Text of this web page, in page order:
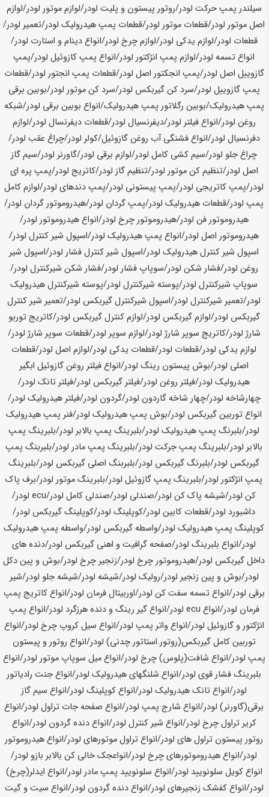
سیلندر پمپ حرکت لودر/روتور پیستون و پلیت لودر/لوازم موتور لودر/لوازم
اصل موتور لودر/قطعات موتور لودر/قطعات پمپ هیدرولیک لودر/تعمیر لودر/
قطعات لودر/لوازم یدکی لودر/لوازم چرخ لودر/انواع دینام و استارت لودر/
انواع تسمه لودر/لوازم پمپ انژکتور لودر/انواع پمپ کازوئیل لودر/پمپ
گازوییل اصل لودر/پمپ انجکتور اصل لودر/قطعات پمپ انجتور لودر/قطعات
پمپ گازوییل لودر/سرد کن گیربکس لودر/سرد کن موتور لودر/بوبین برقی
پمپ هیدرولیک/بوبین رگلاتور پمپ هیدرولیک/انواع بوبین برقی لودر/شبکه
روغن لودر/انواع فیلتر لودر/دیفرنسیال لودر/قطعات دیفرنسال لودر/لوازم
دفرنسیال لودر/انواع فشنگی آب روغن گازوئیل/کولر لودر/چراغ عقب لودر/
چراغ جلو لودر/سیم کشی کامل لودر/لوازم برقی لودر/گاورنر لودر/سیم گاز
اصل لودر/تنظیم کن موتور لودر/تنظیم گاز لودر/کاتریج لودر/پمپ پره ای
لودر/پمپ کاتریجی لودر/پمپ پیستونی لودر/پمپ دندهای لودر/لوازم کامل
پمپ لودر/قطعات هیدرولیک لودر/پمپ گردان لودر/هیدروموتور گردان لودر/
هیدروموتور فن لودر/هیدروموتور چرخ لودر/انواع هیدروموتور لودر/
هیدروموتور اصل لودر/انواع پمپ هیدرولیک لودر/اسپول شیر کنترل لودر/
اسپول شیر کنترل هیدرولیک لودر/اسپول شیر کنترل فشار لودر/اسپول شیر
روغن لودر/فشار شکن لودر/سوپاپ فشار لودر/فشار شکن شیرکنترل لودر/
سوپاپ شیرکنترل لودر/پوسته شیرکنترل لودر/پوسته شیرکنترل هیدرولیک
لودر/تعمیر شیرکنترل لودر/اسپول شیرکنترل گیربکس لودر/تعمیر شیر کنترل
گیربکس لودر/لوازم گیربکس لودر/لوازم کنترل گیربکس لودر/کاتریج توربو
شارژ لودر/کاتریج سوپر شارژ لودر/لوازم سوپر لودر/قطعات سوپر شارژ لودر/
لوازم یدکی لودر/قطعات لودر/قطعات یدکی لودر/لوازم اصل لودر/قطعات
اصلی لودر/بوش پیستون رینگ لودر/انواع فیلتر روغن گازوئیل ابگیر
هیدرولیک لودر/فیلتر روغن لودر/فیلتر گیربکس لودر/فیلتر تانک لودر/
چهارشاخه لودر/چهار شاخه گاردون لودر/گردون لودر/فیلتر هیدرولیک لودر/
انواع توربین گیربکس لودر/بوش پمپ هیدرولیک لودر/فنر پمپ هیدرولیک
لودر/بلبرنگ پمپ هیدرولیک لودر/بلبرینگ پمپ بالابر لودر/بلبرینگ پمپ
بالابر لودر/بلبرینگ پمپ جرکت لودر/بلبرینگ پمپ مادر لودر/بلبربنگ پمپ
گیربکس لودر/بلبرنگ گیربکس لودر/بلبربنگ اصلی گیربکس لودر/بلبرینگ
پمپ انژکتور لودر/بلبرینگ پمپ گازوئیل لودر/بلبرینگ موتور لودر/برف پاک
کن لودر/شیشه پاک کن لودر/صندلی لودر/صندلی کامل لودر/ecu لودر/
داشبورد لودر/قطعات کابین لودر/کوپلینگ لودر/کوپلینگ گیربکس لودر/
کوپلینگ پمپ هیدرولیک لودر/واسطه گیربکس لودر/واسطه پمپ هیدرولیک
لودر/انواع بلبرینگ لودر/صفحه گرافیت و اهنی گیربکس لودر/دنده های
داخل گیربکس لودر/هیدروموتور چرخ لودر/زنجیر چرخ لودر/بوش و پین دکل
لودر/بوش و پین زنجیر لودر/رولیک لودر/شیشه لودر/شیشه جلو لودر/شیر
برقی لودر/انواع تسمه سفت کن لودر/اوربیتال فرمان لودر/انواع کاتریج پمپ
فرمان لودر/انواع ecu لودر/انواع گیر رینگ و دنده هرزگرد لودر/انواع پمپ
انژکتور و گازوئیل لودر/انواع واتر پمپ لودر/انواع سیل کروپ چرخ لودر/انواع
توربین کامل گیربکس(روتور.استاتور.چدنی) لودر/انواع روتور و پیستون
پمپ لودر/انواع شافت(پلوس) چرخ لودر/انواع میل سوپاپ موتور لودر/انواع
بلبرینگ فشار قوی لودر/انواع شلنگهای هیدرولیک لودر/انواع جنت رادیاتور
لودر/انواع تانک هیدرولیک لودر/انواع کوپلینگ لودر/انواع سیم گاز
برقی(گاورنر) لودر/انواع شارج پمپ لودر/انواع صفحه جات تراول لودر/انواع
کریر تراول چرخ لودر/انواع شیر کنترل لودر/انواع دنده گردون لودر/انواع
روتور پیستون تراول های لودر/انواع تراول موتورهای لودر/انواع هیدروموتور
لودر/انواع هیدروموتورهای چرخ لودر/انواعجک خالی کن بالابر بازو لودر/
انواع کویل سلونویید لودر/انواع سلونویید پمپ مادر لودر/انواع ایدلر(چرخ)
لودر/انواع کفشک زنجیرهای لودر/انواع دنده گردون لودر/انواع سیت و گیت